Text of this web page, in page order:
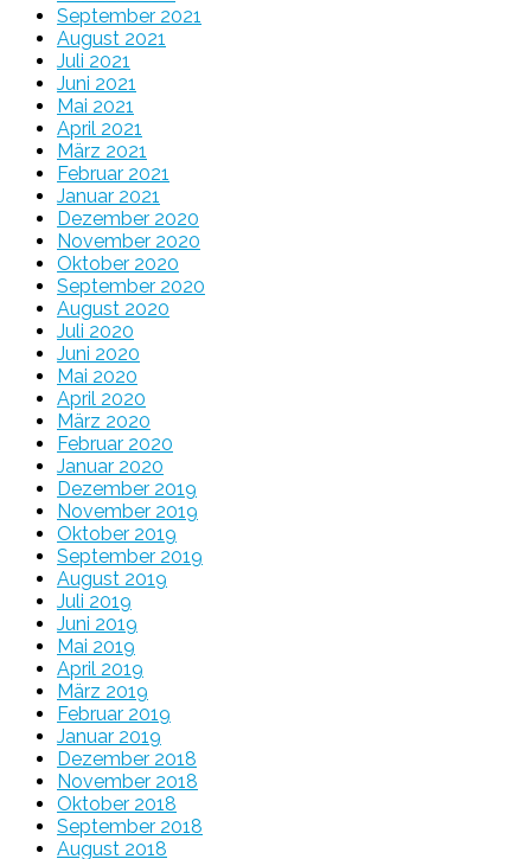
September 2021
August 2021
Juli 2021
Juni 2021
Mai 2021
April 2021
März 2021
Februar 2021
Januar 2021
Dezember 2020
November 2020
Oktober 2020
September 2020
August 2020
Juli 2020
Juni 2020
Mai 2020
April 2020
März 2020
Februar 2020
Januar 2020
Dezember 2019
November 2019
Oktober 2019
September 2019
August 2019
Juli 2019
Juni 2019
Mai 2019
April 2019
März 2019
Februar 2019
Januar 2019
Dezember 2018
November 2018
Oktober 2018
September 2018
August 2018